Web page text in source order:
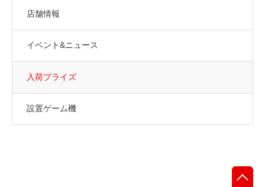
店舗情報
イベント&ニュース
入荷プライズ
設置ゲーム機